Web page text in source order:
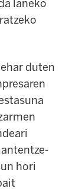
laneko
duten
hori